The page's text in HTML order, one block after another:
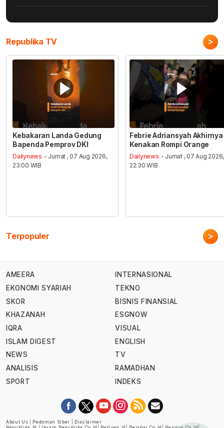
Republika TV >
Kebakaran Landa Gedung
Bapenda Pemprov DKI
Dailynews - Jumat , 07 Aug 2026,
23:00 WIB
Febrie Adriansyah Akhirnya
Kenakan Rompi Orange
Dailynews - Jumat , 07 Aug 2026,
22:30 WIB
Terpopuler >
AMEERA
EKONOMI SYARIAH
SKOR
KHAZANAH
IQRA
ISLAM DIGEST
NEWS
ANALISIS
SPORT
INTERNASIONAL
TEKNO
BISNIS FINANSIAL
ESGNOW
VISUAL
ENGLISH
TV
RAMADHAN
INDEKS
About Us Pedoman Siber
Disclaimer